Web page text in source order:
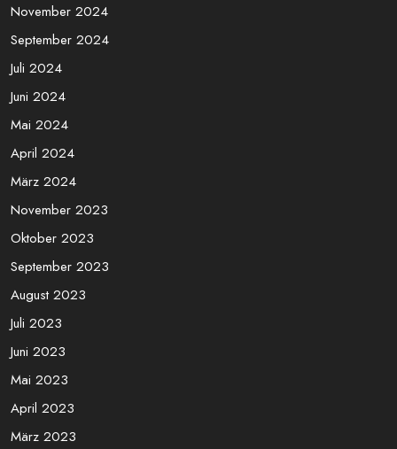
November 2024
September 2024
Juli 2024
Juni 2024
Mai 2024
April 2024
März 2024
November 2023
Oktober 2023
September 2023
August 2023
Juli 2023
Juni 2023
Mai 2023
April 2023
März 2023